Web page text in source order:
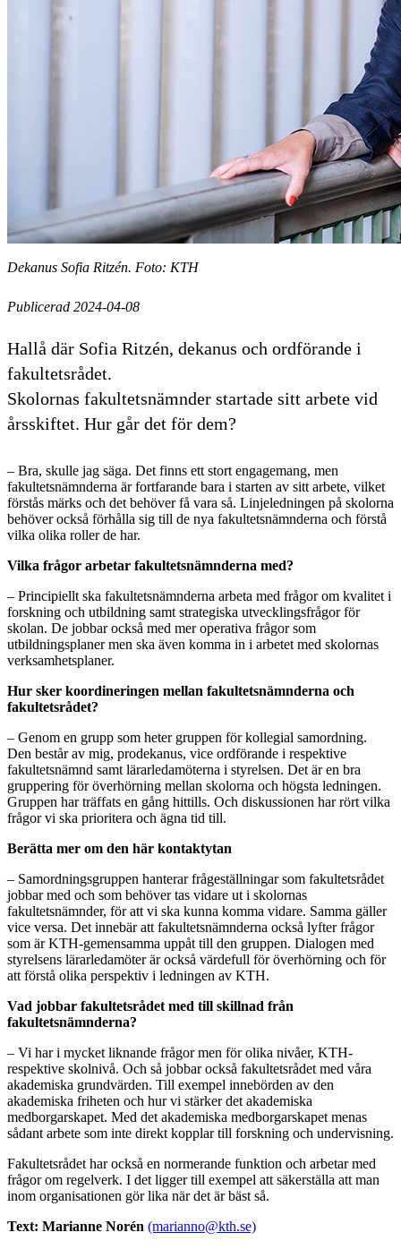
Dekanus Sofia Ritzén. Foto: KTH
Publicerad 2024-04-08
Hallå där Sofia Ritzén, dekanus och ordförande i
fakultetsrådet.
Skolornas fakultetsnämnder startade sitt arbete vid
årsskiftet. Hur går det för dem?
– Bra, skulle jag säga. Det finns ett stort engagemang, men
fakultetsnämnderna är fortfarande bara i starten av sitt arbete, vilket
förstås märks och det behöver få vara så. Linjeledningen på skolorna
behöver också förhålla sig till de nya fakultetsnämnderna och förstå
vilka olika roller de har.
Vilka frågor arbetar fakultetsnämnderna med?
– Principiellt ska fakultetsnämnderna arbeta med frågor om kvalitet i
forskning och utbildning samt strategiska utvecklingsfrågor för
skolan. De jobbar också med mer operativa frågor som
utbildningsplaner men ska även komma in i arbetet med skolornas
verksamhetsplaner.
Hur sker koordineringen mellan fakultetsnämnderna och
fakultetsrådet?
– Genom en grupp som heter gruppen för kollegial samordning.
Den består av mig, prodekanus, vice ordförande i respektive
fakultetsnämnd samt lärarledamöterna i styrelsen. Det är en bra
gruppering för överhörning mellan skolorna och högsta ledningen.
Gruppen har träffats en gång hittills. Och diskussionen har rört vilka
frågor vi ska prioritera och ägna tid till.
Berätta mer om den här kontaktytan
– Samordningsgruppen hanterar frågeställningar som fakultetsrådet
jobbar med och som behöver tas vidare ut i skolornas
fakultetsnämnder, för att vi ska kunna komma vidare. Samma gäller
vice versa. Det innebär att fakultetsnämnderna också lyfter frågor
som är KTH-gemensamma uppåt till den gruppen. Dialogen med
styrelsens lärarledamöter är också värdefull för överhörning och för
att förstå olika perspektiv i ledningen av KTH.
Vad jobbar fakultetsrådet med till skillnad från
fakultetsnämnderna?
– Vi har i mycket liknande frågor men för olika nivåer, KTH-
respektive skolnivå. Och så jobbar också fakultetsrådet med våra
akademiska grundvärden. Till exempel innebörden av den
akademiska friheten och hur vi stärker det akademiska
medborgarskapet. Med det akademiska medborgarskapet menas
sådant arbete som inte direkt kopplar till forskning och undervisning.
Fakultetsrådet har också en normerande funktion och arbetar med
frågor om regelverk. I det ligger till exempel att säkerställa att man
inom organisationen gör lika när det är bäst så.
Text: Marianne Norén (marianno@kth.se)